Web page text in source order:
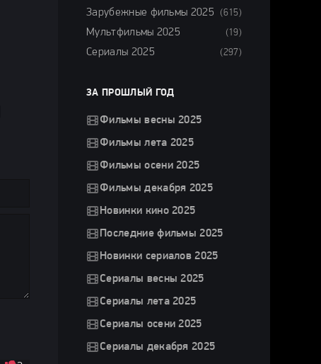
Зарубежные фильмы 2025 (615)
Мультфильмы 2025 (19)
Сериалы 2025 (297)
ЗА ПРОШЛЫЙ ГОД
Фильмы весны 2025
Фильмы лета 2025
Фильмы осени 2025
Фильмы декабря 2025
Новинки кино 2025
Последние фильмы 2025
Новинки сериалов 2025
Сериалы весны 2025
Сериалы лета 2025
Сериалы осени 2025
Сериалы декабря 2025